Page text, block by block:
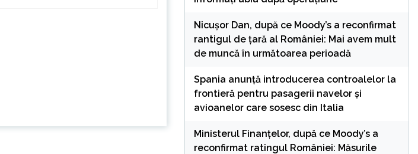
Nicușor Dan, după ce Moody’s a reconfirmat
rantigul de țară al României: Mai avem mult
de muncă în următoarea perioadă
Spania anunță introducerea controalelor la
frontieră pentru pasagerii navelor și
avioanelor care sosesc din Italia
Ministerul Finanțelor, după ce Moody’s a
reconfirmat ratingul României: Măsurile